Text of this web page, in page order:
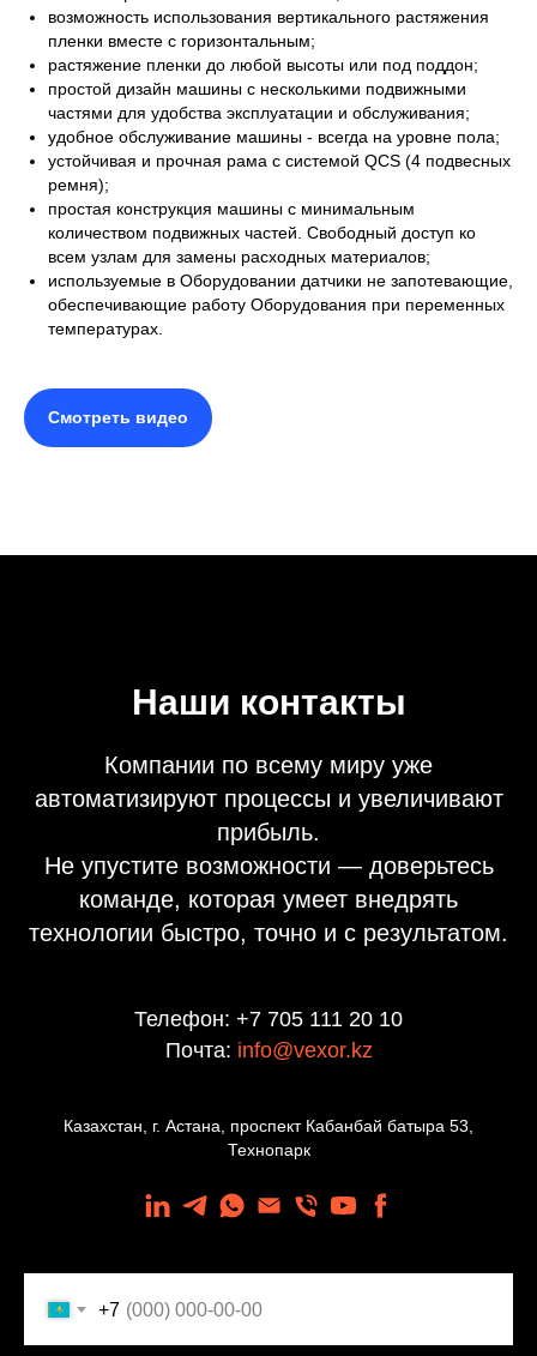
возможность использования вертикального растяжения
пленки вместе с горизонтальным;
растяжение пленки до любой высоты или под поддон;
простой дизайн машины с несколькими подвижными
частями для удобства эксплуатации и обслуживания;
удобное обслуживание машины - всегда на уровне пола;
устойчивая и прочная рама с системой QCS (4 подвесных
ремня);
простая конструкция машины с минимальным
количеством подвижных частей. Свободный доступ ко
всем узлам для замены расходных материалов;
используемые в Оборудовании датчики не запотевающие,
обеспечивающиe работу Оборудования при переменных
температурах.
Смотреть видео
Наши контакты
Компании по всему миру уже
автоматизируют процессы и увеличивают
прибыль.
Не упустите возможности — доверьтесь
команде, которая умеет внедрять
технологии быстро, точно и с результатом.
Телефон: +7 705 111 20 10
Почта: info@vexor.kz
Казахстан, г. Астана, проспект Кабанбай батыра 53,
Технопарк
+7